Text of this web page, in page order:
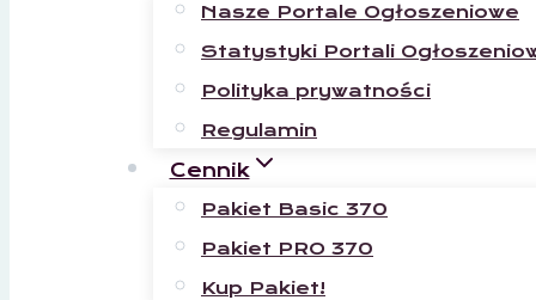
Nasze Portale Ogłoszeniowe
Statystyki Portali
Polityka prywatności
Regulamin
Cennik
Pakiet Basic 370
Pakiet PRO 370
Kup Pakiet!